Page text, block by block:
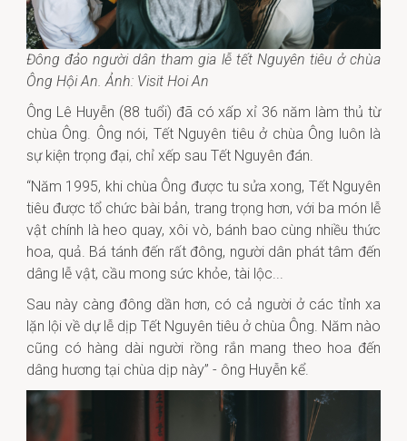
Đông đảo người dân tham gia lễ tết Nguyên tiêu ở chùa
Ông Hội An. Ảnh: Visit Hoi An
Ông Lê Huyễn (88 tuổi) đã có xấp xỉ 36 năm làm thủ từ
chùa Ông. Ông nói, Tết Nguyên tiêu ở chùa Ông luôn là
sự kiện trọng đại, chỉ xếp sau Tết Nguyên đán.
“Năm 1995, khi chùa Ông được tu sửa xong, Tết Nguyên
tiêu được tổ chức bài bản, trang trọng hơn, với ba món lễ
vật chính là heo quay, xôi vò, bánh bao cùng nhiều thức
hoa, quả. Bá tánh đến rất đông, người dân phát tâm đến
dâng lễ vật, cầu mong sức khỏe, tài lộc...
Sau này càng đông dần hơn, có cả người ở các tỉnh xa
lặn lội về dự lễ dịp Tết Nguyên tiêu ở chùa Ông. Năm nào
cũng có hàng dài người rồng rắn mang theo hoa đến
dâng hương tại chùa dịp này” - ông Huyễn kể.